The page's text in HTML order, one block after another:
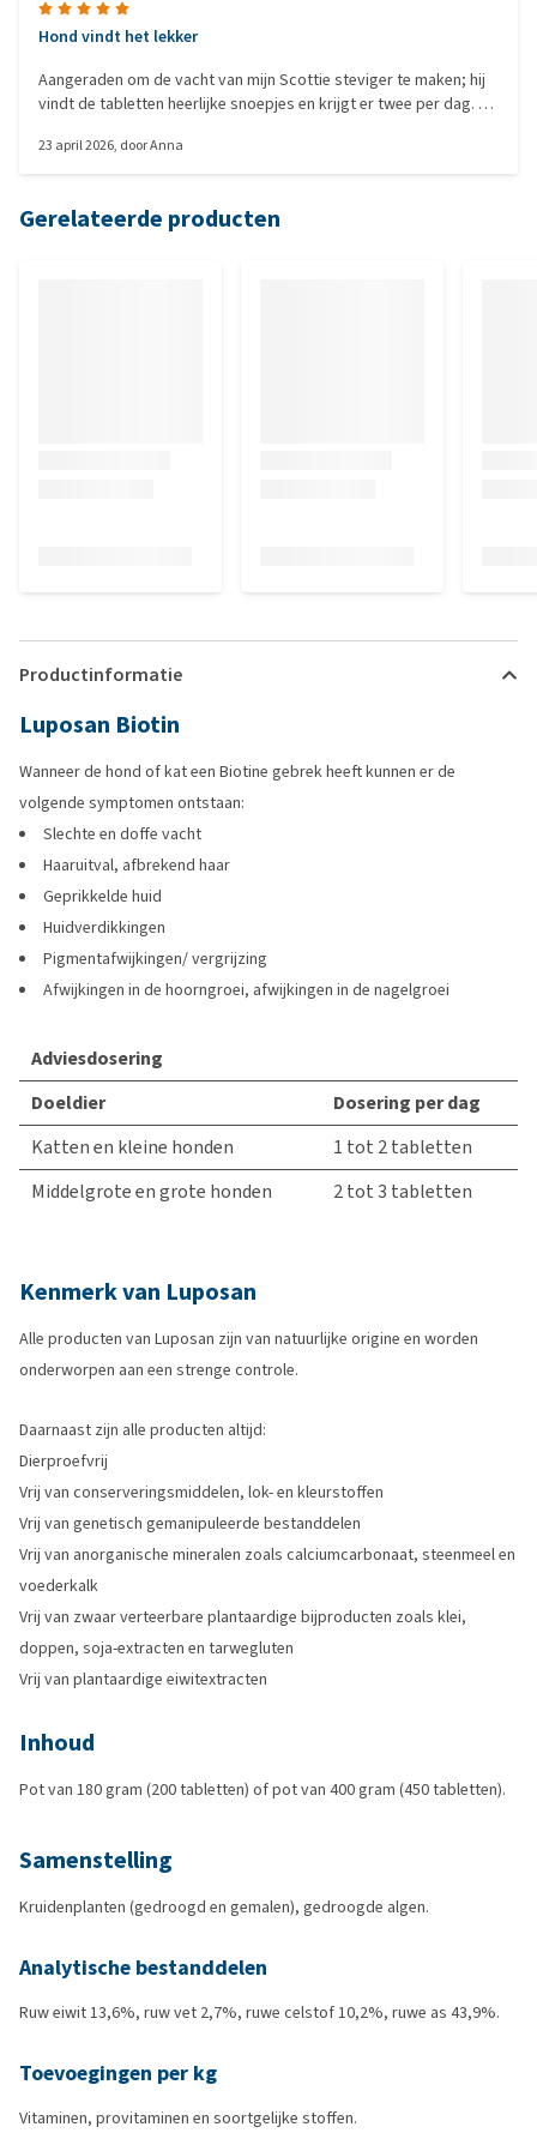
Hond vindt het lekker
Aangeraden om de vacht van mijn Scottie steviger te maken; hij
vindt de tabletten heerlijke snoepjes en krijgt er twee per dag. Of
levering de volgende dag liep mis, maar dat ligt aan de
23 april 2026, doorAnna
Gerelateerde producten
Productinformatie
Luposan Biotin
Wanneer de hond of kat een Biotine gebrek heeft kunnen er de
volgende symptomen ontstaan:
Slechte en doffe vacht
Haaruitval, afbrekend haar
Geprikkelde huid
Huidverdikkingen
Pigmentafwijkingen/ vergrijzing
Afwijkingen in de hoorngroei, afwijkingen in de nagelgroei
Adviesdosering
Doeldier
Dosering per dag
Katten en kleine honden
1 tot 2 tabletten
Middelgrote en grote honden
2 tot 3 tabletten
Kenmerk van Luposan
Alle producten van Luposan zijn van natuurlijke origine en worden
onderworpen aan een strenge controle.
Daarnaast zijn alle producten altijd:
Dierproefvrij
Vrij van conserveringsmiddelen, lok- en kleurstoffen
Vrij van genetisch gemanipuleerde bestanddelen
Vrij van anorganische mineralen zoals calciumcarbonaat, steenmeel en
voederkalk
Vrij van zwaar verteerbare plantaardige bijproducten zoals klei,
doppen, soja-extracten en tarwegluten
Vrij van plantaardige eiwitextracten
Inhoud
Pot van 180 gram (200 tabletten) of pot van 400 gram (450 tabletten).
Samenstelling
Kruidenplanten (gedroogd en gemalen), gedroogde algen.
Analytische bestanddelen
Ruw eiwit 13,6%, ruw vet 2,7%, ruwe celstof 10,2%, ruwe as 43,9%.
Toevoegingen per kg
Vitaminen, provitaminen en soortgelijke stoffen.